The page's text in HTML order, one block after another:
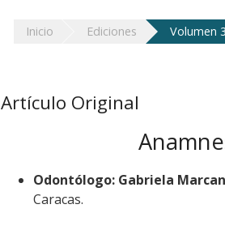
Inicio Ediciones Volumen
Artículo Original
Odontólogo: Gabriela
Caracas.